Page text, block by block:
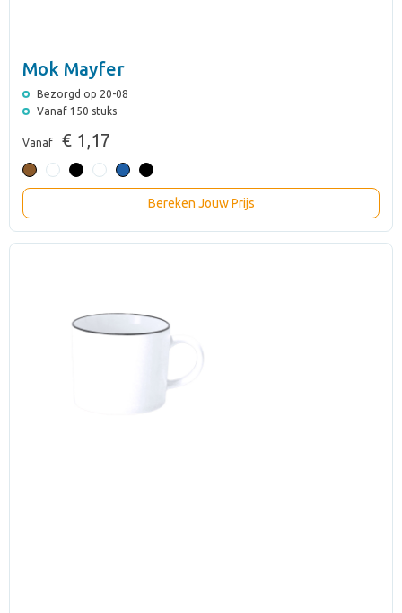
Mok Mayfer
Bezorgd op 20-08
Vanaf 150 stuks
Vanaf € 1,17
Bereken Jouw Prijs